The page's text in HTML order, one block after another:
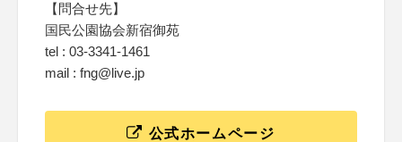
【問合せ先】
国民公園協会新宿御苑
tel : 03-3341-1461
mail : fng@live.jp
公式ホームページ